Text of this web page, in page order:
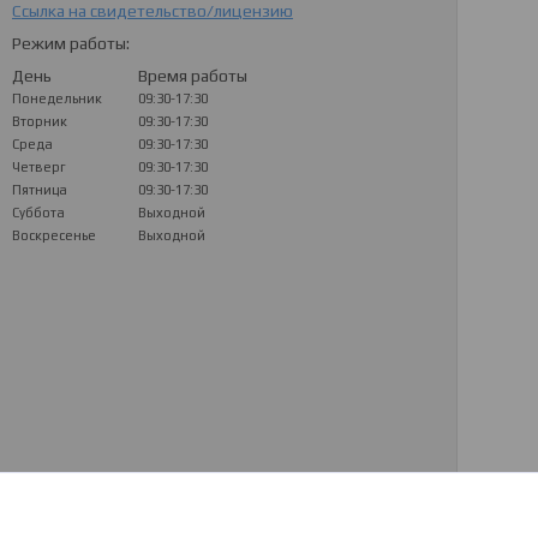
Ссылка на свидетельство/лицензию
Режим работы:
День
Время работы
Понедельник
09:30-17:30
Вторник
09:30-17:30
Среда
09:30-17:30
Четверг
09:30-17:30
Пятница
09:30-17:30
Суббота
Выходной
Воскресенье
Выходной